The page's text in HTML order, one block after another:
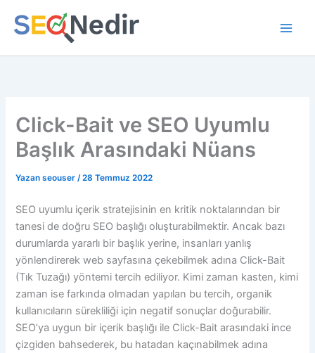
atla
Click-Bait ve SEO Uyumlu
Başlık Arasındaki Nüans
Yazan seouser/28 Temmuz 2022
SEO uyumlu içerik stratejisinin en kritik noktalarından bir
tanesi de doğru SEO başlığı oluşturabilmektir. Ancak bazı
durumlarda yararlı bir başlık yerine, insanları yanlış
yönlendirerek web sayfasına çekebilmek adına Click-Bait
(Tık Tuzağı) yöntemi tercih ediliyor. Kimi zaman kasten, kimi
zaman ise farkında olmadan yapılan bu tercih, organik
kullanıcıların sürekliliği için negatif sonuçlar doğurabilir.
SEO’ya uygun bir içerik başlığı ile Click-Bait arasındaki ince
çizgiden bahsederek, bu hatadan kaçınabilmek adına